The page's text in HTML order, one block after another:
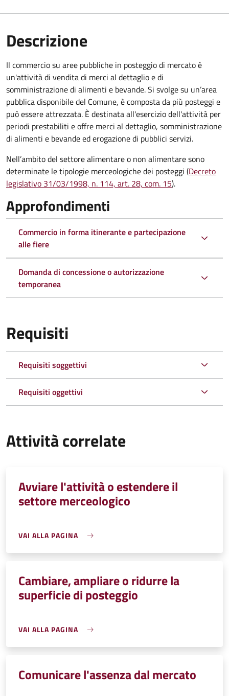
Descrizione
Il commercio su aree pubbliche in posteggio di mercato è
un'attività di vendita di merci al dettaglio e di
somministrazione di alimenti e bevande. Si svolge su un’area
pubblica disponibile del Comune, è composta da più posteggi e
può essere attrezzata. È destinata all'esercizio dell'attività per
periodi prestabiliti e offre merci al dettaglio, somministrazione
di alimenti e bevande ed erogazione di pubblici servizi.
Nell’ambito del settore alimentare o non alimentare sono
determinate le tipologie merceologiche dei posteggi (Decreto
legislativo 31/03/1998, n. 114, art. 28, com. 15).
Approfondimenti
Commercio in forma itinerante e partecipazione
alle fiere
Domanda di concessione o autorizzazione
temporanea
Requisiti
Requisiti soggettivi
Requisiti oggettivi
Attività correlate
Avviare l'attività o estendere il
settore merceologico
VAI ALLA PAGINA
Cambiare, ampliare o ridurre la
superficie di posteggio
VAI ALLA PAGINA
Comunicare l'assenza dal mercato